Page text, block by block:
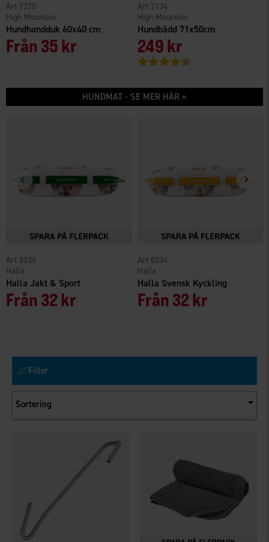
Hundhandduk 60x40 cm
High Mountain
7270
Från35 kr
Hundbädd 71x50cm
High Mountain
7134
249 kr
Betyg:
HUNDMAT - SE MER HÄR »
Halla Jakt & Sport
Halla
8236
Från32 kr
Halla Svensk Kyckling
Halla
8234
Från32 kr
Filter
Sortering